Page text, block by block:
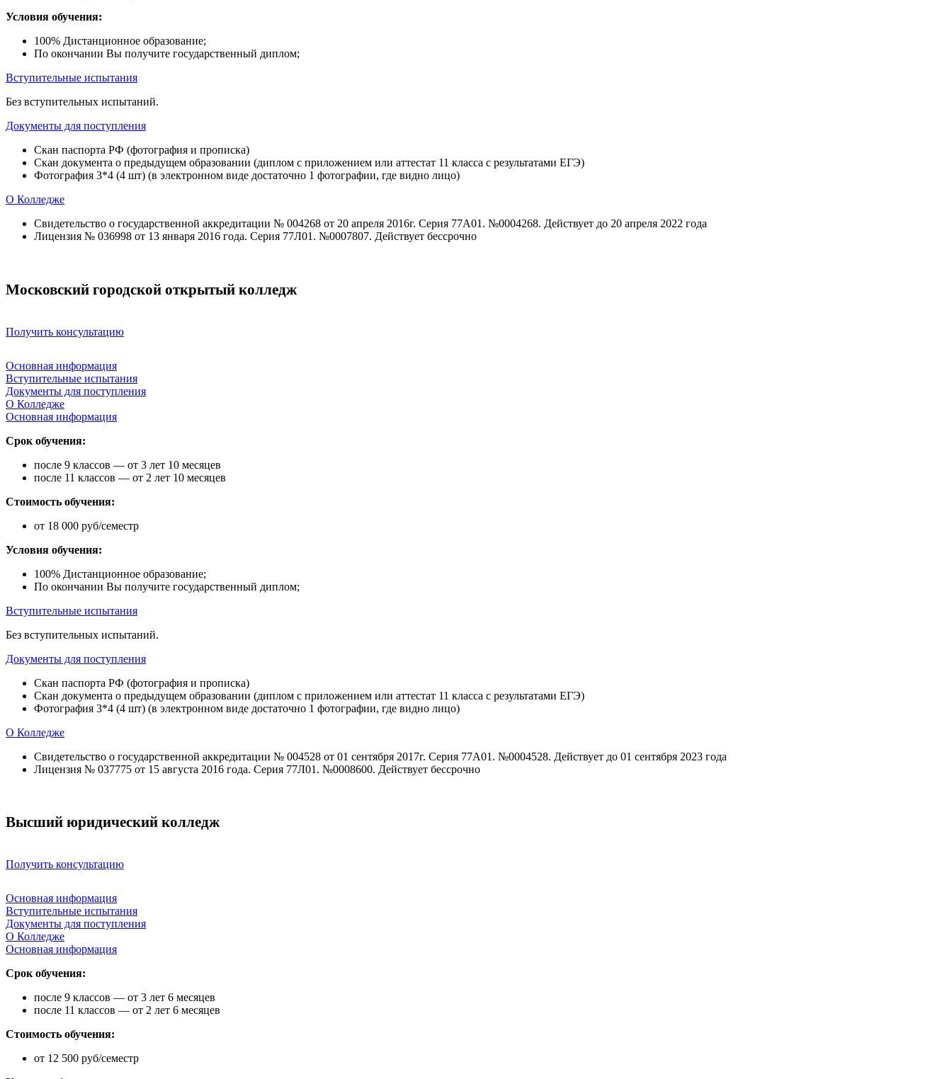
Условия обучения:
100% Дистанционное образование;
По окончании Вы получите государственный диплом;
Вступительные испытания
Без вступительных испытаний.
Документы для поступления
Скан паспорта РФ (фотография и прописка)
Скан документа о предыдущем образовании (диплом с приложением или аттестат 11 класса с результатами ЕГЭ)
Фотография 3*4 (4 шт) (в электронном виде достаточно 1 фотографии, где видно лицо)
О Колледже
Свидетельство о государственной аккредитации № 004268 от 20 апреля 2016г. Серия 77А01. №0004268. Действует до 20 апреля 2022 года
Лицензия № 036998 от 13 января 2016 года. Серия 77Л01. №0007807. Действует бессрочно
Московский городской открытый колледж
Получить консультацию
Основная информация
Вступительные испытания
Документы для поступления
О Колледже
Основная информация
Срок обучения:
после 9 классов — от 3 лет 10 месяцев
после 11 классов — от 2 лет 10 месяцев
Стоимость обучения:
от 18 000 руб/семестр
Условия обучения:
100% Дистанционное образование;
По окончании Вы получите государственный диплом;
Вступительные испытания
Без вступительных испытаний.
Документы для поступления
Скан паспорта РФ (фотография и прописка)
Скан документа о предыдущем образовании (диплом с приложением или аттестат 11 класса с результатами ЕГЭ)
Фотография 3*4 (4 шт) (в электронном виде достаточно 1 фотографии, где видно лицо)
О Колледже
Свидетельство о государственной аккредитации № 004528 от 01 сентября 2017г. Серия 77А01. №0004528. Действует до 01 сентября 2023 года
Лицензия № 037775 от 15 августа 2016 года. Серия 77Л01. №0008600. Действует бессрочно
Высший юридический колледж
Получить консультацию
Основная информация
Вступительные испытания
Документы для поступления
О Колледже
Основная информация
Срок обучения:
после 9 классов — от 3 лет 6 месяцев
после 11 классов — от 2 лет 6 месяцев
Стоимость обучения:
от 12 500 руб/семестр